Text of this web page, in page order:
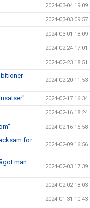
2024-03-04 19:09
2024-03-03 09:57
2024-03-01 18:09
2024-02-24 17:01
2024-02-23 18:51
2024-02-20 11:53
2024-02-17 16:34
2024-02-16 18:24
2024-02-16 15:58
för
2024-02-09 16:56
man
2024-02-03 17:39
2024-02-02 18:03
2024-01-31 10:43